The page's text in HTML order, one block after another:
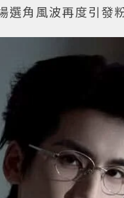
角風波再度引發